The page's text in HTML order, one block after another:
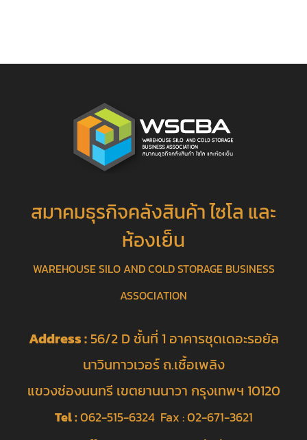
สมาคมธุรกิจคลังสินค้า ไซโล และ
ห้องเย็น
WAREHOUSE SILO AND COLD STORAGE BUSINESS
ASSOCIATION
Address :56/2 D ชั้นที่ 1 อาคารชุดเดอะรอยัล
นาวินทาวเวอร์ ถ.เชื้อเพลิง
แขวงช่องนนทรี เขตยานนาวา กรุงเทพฯ 10120
Tel :062-515-6324 Fax : 02-671-3621